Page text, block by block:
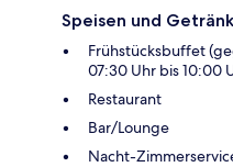
Speisen und
Frühstücksbuffet
07:30 Uhr bis 10:00
Restaurant
Bar/Lounge
Nacht-